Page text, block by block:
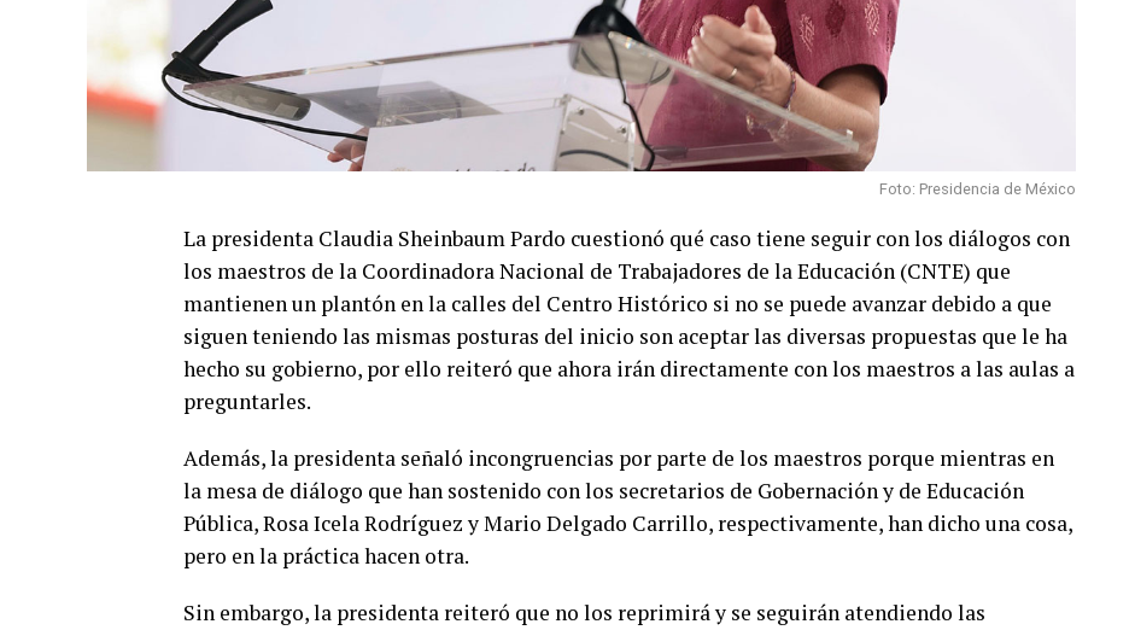
Foto: Presidencia de México
La presidenta Claudia Sheinbaum Pardo cuestionó qué caso tiene seguir con los diálogos con
los maestros de la Coordinadora Nacional de Trabajadores de la Educación (CNTE) que
mantienen un plantón en la calles del Centro Histórico si no se puede avanzar debido a que
siguen teniendo las mismas posturas del inicio son aceptar las diversas propuestas que le ha
hecho su gobierno, por ello reiteró que ahora irán directamente con los maestros a las aulas a
preguntarles.
Además, la presidenta señaló incongruencias por parte de los maestros porque mientras en
la mesa de diálogo que han sostenido con los secretarios de Gobernación y de Educación
Pública, Rosa Icela Rodríguez y Mario Delgado Carrillo, respectivamente, han dicho una cosa,
pero en la práctica hacen otra.
Sin embargo, la presidenta reiteró que no los reprimirá y se seguirán atendiendo las